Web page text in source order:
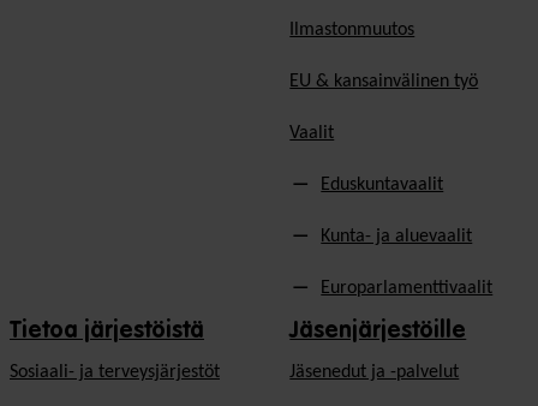
Ilmastonmuutos
EU & kansainvälinen työ
Vaalit
Eduskuntavaalit
Kunta- ja aluevaalit
Europarlamenttivaalit
Tietoa järjestöistä
Sosiaali- ja terveysjärjestöt
Jäsenjärjestöille
Jäsen­edut ja -palvelut